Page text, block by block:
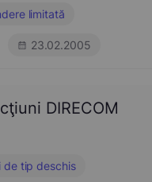
limitată
23.02.2005
DIRECOM
de tip deschis